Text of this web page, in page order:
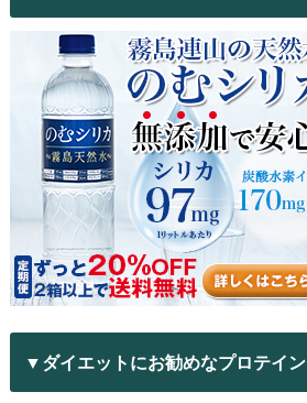
▼ダイエットにお勧めなプロテイン